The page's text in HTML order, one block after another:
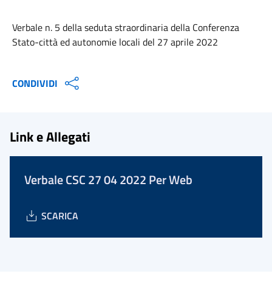
Verbale n. 5 della seduta straordinaria della Conferenza
Stato-città ed autonomie locali del 27 aprile 2022
CONDIVIDI
Link e Allegati
Verbale CSC 27 04 2022 Per Web
SCARICA